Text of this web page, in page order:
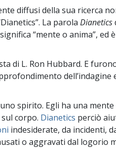
diffusi della sua ricerca
La parola Dianetics
“mente o anima”, ed
di L. Ron Hubbard. E
dell’indagine
uno spirito. Egli ha una
corpo. Dianetics perciò
indesiderate, da incidenti,
o aggravati dal logorio